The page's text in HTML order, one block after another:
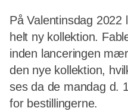
På Valentinsdag 2022
helt ny kollektion.
inden lanceringen
den nye kollektion,
ses da de mandag d.
for bestillingerne.